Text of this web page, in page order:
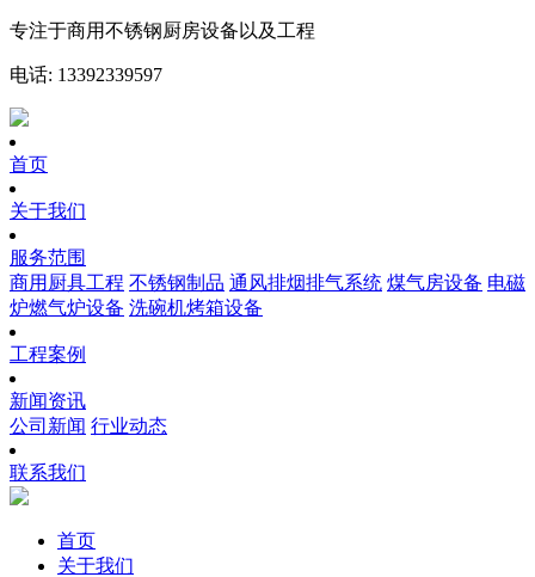
专注于商用不锈钢厨房设备以及工程
电话: 13392339597
首页
关于我们
服务范围
商用厨具工程 不锈钢制品 通风排烟排气系统 煤气房设备 电磁
炉燃气炉设备 洗碗机烤箱设备
工程案例
新闻资讯
公司新闻 行业动态
联系我们
首页
关于我们